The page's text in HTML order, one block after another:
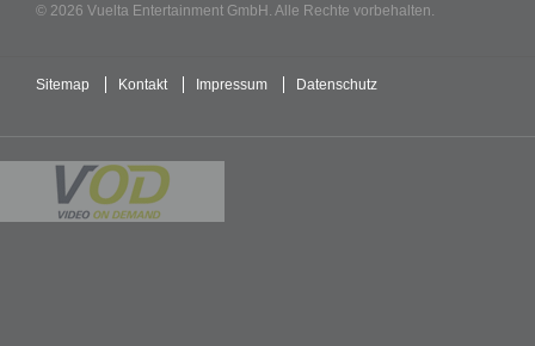
© 2026 Vuelta Entertainment GmbH. Alle Rechte vorbehalten.
Sitemap Kontakt Impressum Datenschutz